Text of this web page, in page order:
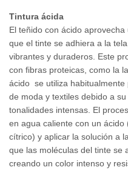
Tintura ácida
El teñido con ácido
que el tinte se adhiera a la
vibrantes y duraderos. Este
con fibras proteicas, como la
ácido se utiliza
de moda y textiles debido a
tonalidades intensas. El
en agua caliente con un
cítrico) y aplicar la solución a
que las moléculas del tinte se
creando un color intenso y